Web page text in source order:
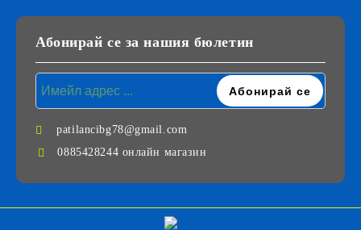
Абонирай се за нашия бюлетин
patilancibg78@gmail.com
0885428244 онлайн магазин